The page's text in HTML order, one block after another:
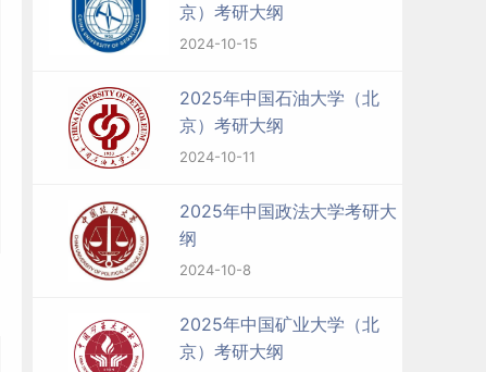
京）考研大纲
2024-10-15
2025年中国石油大学（北
京）考研大纲
2024-10-11
2025年中国政法大学考研大
纲
2024-10-8
2025年中国矿业大学（北
京）考研大纲